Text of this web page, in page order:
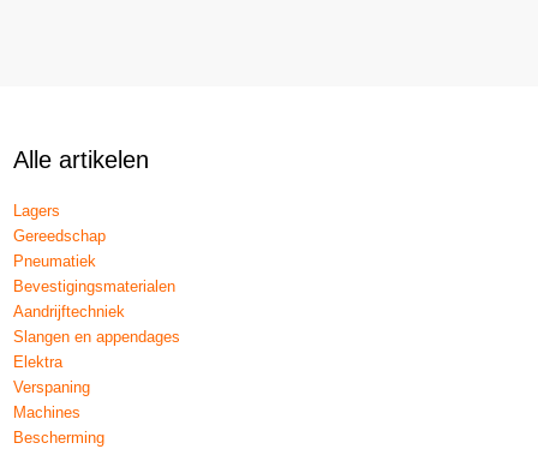
Alle artikelen
Lagers
Gereedschap
Pneumatiek
Bevestigingsmaterialen
Aandrijftechniek
Slangen en appendages
Elektra
Verspaning
Machines
Bescherming